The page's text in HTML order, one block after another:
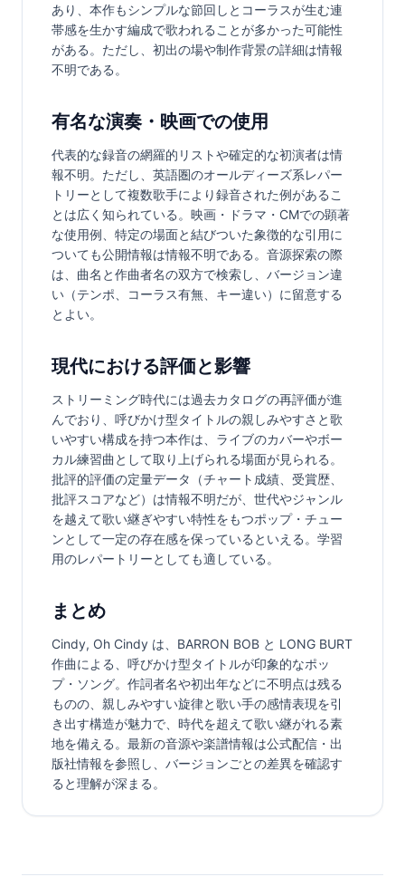
あり、本作もシンプルな節回しとコーラスが生む連
帯感を生かす編成で歌われることが多かった可能性
がある。ただし、初出の場や制作背景の詳細は情報
不明である。
有名な演奏・映画での使用
代表的な録音の網羅的リストや確定的な初演者は情
報不明。ただし、英語圏のオールディーズ系レパー
トリーとして複数歌手により録音された例があるこ
とは広く知られている。映画・ドラマ・CMでの顕著
な使用例、特定の場面と結びついた象徴的な引用に
ついても公開情報は情報不明である。音源探索の際
は、曲名と作曲者名の双方で検索し、バージョン違
い（テンポ、コーラス有無、キー違い）に留意する
とよい。
現代における評価と影響
ストリーミング時代には過去カタログの再評価が進
んでおり、呼びかけ型タイトルの親しみやすさと歌
いやすい構成を持つ本作は、ライブのカバーやボー
カル練習曲として取り上げられる場面が見られる。
批評的評価の定量データ（チャート成績、受賞歴、
批評スコアなど）は情報不明だが、世代やジャンル
を越えて歌い継ぎやすい特性をもつポップ・チュー
ンとして一定の存在感を保っているといえる。学習
用のレパートリーとしても適している。
まとめ
Cindy, Oh Cindy は、BARRON BOB と LONG BURT
作曲による、呼びかけ型タイトルが印象的なポッ
プ・ソング。作詞者名や初出年などに不明点は残る
ものの、親しみやすい旋律と歌い手の感情表現を引
き出す構造が魅力で、時代を超えて歌い継がれる素
地を備える。最新の音源や楽譜情報は公式配信・出
版社情報を参照し、バージョンごとの差異を確認す
ると理解が深まる。